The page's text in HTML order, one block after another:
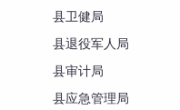
县卫健局
县退役军人局
县审计局
县应急管理局